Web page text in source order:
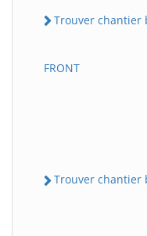
Trouver chantier
FRONT
Trouver chantier